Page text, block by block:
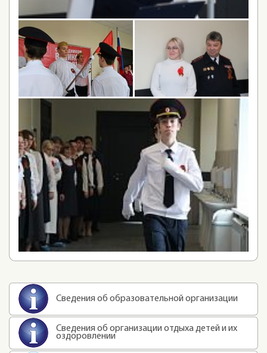
Сведения об образовательной организации
Сведения об организации отдыха детей и их
оздоровлении